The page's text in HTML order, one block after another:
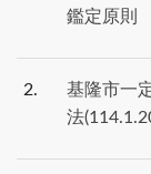
鑑定原則
2
基隆市一
法